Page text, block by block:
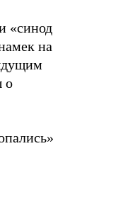
«синод
на
о